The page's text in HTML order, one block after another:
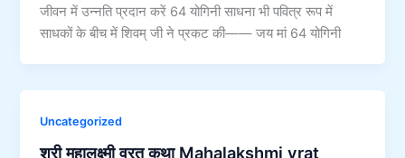
जीवन में उन्नति प्रदान करें 64 योगिनी साधना भी पवित्र रूप में
साधकों के बीच में शिवम् जी ने प्रकट की—— जय मां 64 योगिनी
Uncategorized
श्री महालक्ष्मी व्रत कथा Mahalakshmi vrat